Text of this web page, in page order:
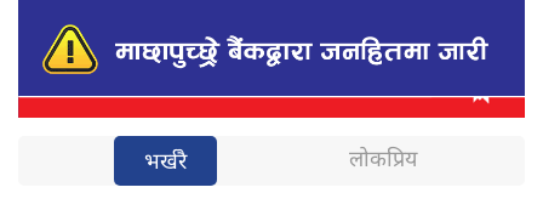
भर्खरै लोकप्रिय